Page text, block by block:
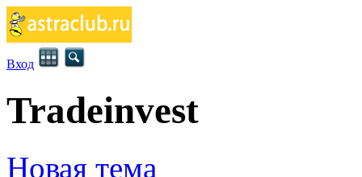
Вход
Tradeinvest
Новая тема